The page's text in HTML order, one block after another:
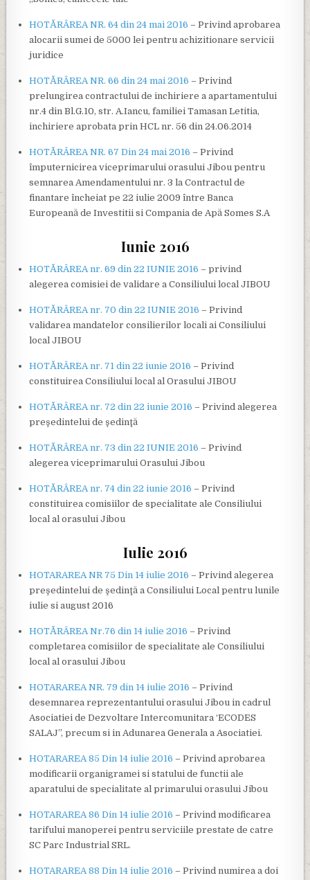
HOTĂRÂREA NR. 64 din 24 mai 2016 – Privind aprobarea
alocarii sumei de 5000 lei pentru achizitionare servicii
juridice
HOTĂRÂREA NR. 66 din 24 mai 2016 – Privind
prelungirea contractului de inchiriere a apartamentului
nr.4 din Bl.G.10, str. A.Iancu, familiei Tamasan Letitia,
inchiriere aprobata prin HCL nr. 56 din 24.06.2014
HOTĂRÂREA NR. 67 Din 24 mai 2016 – Privind
împuternicirea viceprimarului orasului Jibou pentru
semnarea Amendamentului nr. 3 la Contractul de
finantare încheiat pe 22 iulie 2009 între Banca
Europeană de Investitii si Compania de Apă Somes S.A
Iunie 2016
HOTĂRÂREA nr. 69 din 22 IUNIE 2016 – privind
alegerea comisiei de validare a Consiliului local JIBOU
HOTĂRÂREA nr. 70 din 22 IUNIE 2016 – Privind
validarea mandatelor consilierilor locali ai Consiliului
local JIBOU
HOTĂRÂREA nr. 71 din 22 iunie 2016 – Privind
constituirea Consiliului local al Orasului JIBOU
HOTĂRÂREA nr. 72 din 22 iunie 2016 – Privind alegerea
preşedintelui de şedinţă
HOTĂRÂREA nr. 73 din 22 IUNIE 2016 – Privind
alegerea viceprimarului Orasului Jibou
HOTĂRÂREA nr. 74 din 22 iunie 2016 – Privind
constituirea comisiilor de specialitate ale Consiliului
local al orasului Jibou
Iulie 2016
HOTARAREA NR 75 Din 14 iulie 2016 – Privind alegerea
preşedintelui de şedinţă a Consiliului Local pentru lunile
iulie si august 2016
HOTĂRÂREA Nr.76 din 14 iulie 2016 – Privind
completarea comisiilor de specialitate ale Consiliului
local al orasului Jibou
HOTARAREA NR. 79 din 14 iulie 2016 – Privind
desemnarea reprezentantului orasului Jibou in cadrul
Asociatiei de Dezvoltare Intercomunitara ‘ECODES
SALAJ”, precum si in Adunarea Generala a Asociatiei.
HOTARAREA 85 Din 14 iulie 2016 – Privind aprobarea
modificarii organigramei si statului de functii ale
aparatului de specialitate al primarului orasului Jibou
HOTARAREA 86 Din 14 iulie 2016 – Privind modificarea
tarifului manoperei pentru serviciile prestate de catre
SC Parc Industrial SRL.
HOTARAREA 88 Din 14 iulie 2016 – Privind numirea a doi